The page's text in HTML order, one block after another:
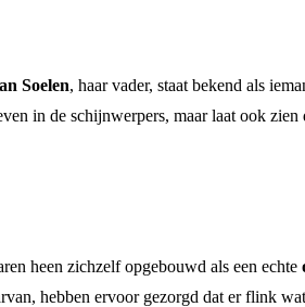
Soelen, haar vader, staat bekend als
in de schijnwerpers, maar laat ook
heen zichzelf opgebouwd als een echte
hebben ervoor gezorgd dat er flink